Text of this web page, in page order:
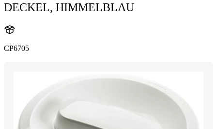
DECKEL, HIMMELBLAU
CP6705